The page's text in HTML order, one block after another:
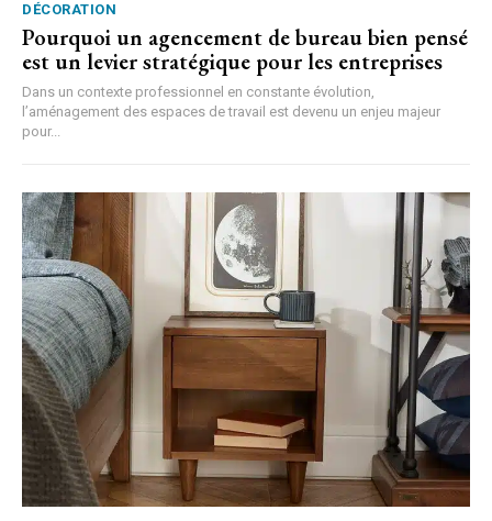
DÉCORATION
Pourquoi un agencement de bureau bien pensé
est un levier stratégique pour les entreprises
Dans un contexte professionnel en constante évolution,
l’aménagement des espaces de travail est devenu un enjeu majeur
pour...